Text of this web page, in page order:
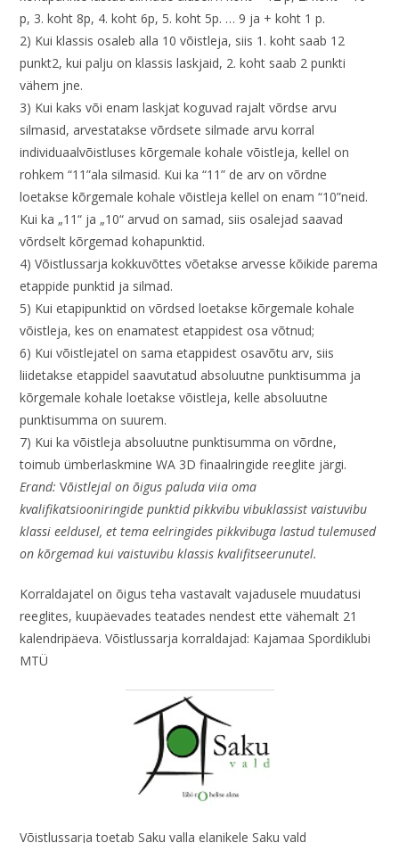
p, 3. koht 8p, 4. koht 6p, 5. koht 5p. … 9 ja + koht 1 p.
2) Kui klassis osaleb alla 10 võistleja, siis 1. koht saab 12
punkt2, kui palju on klassis laskjaid, 2. koht saab 2 punkti
vähem jne.
3) Kui kaks või enam laskjat koguvad rajalt võrdse arvu
silmasid, arvestatakse võrdsete silmade arvu korral
individuaalvõistluses kõrgemale kohale võistleja, kellel on
rohkem “11”ala silmasid. Kui ka “11” de arv on võrdne
loetakse kõrgemale kohale võistleja kellel on enam “10”neid.
Kui ka „11“ ja „10“ arvud on samad, siis osalejad saavad
võrdselt kõrgemad kohapunktid.
4) Võistlussarja kokkuvõttes võetakse arvesse kõikide parema
etappide punktid ja silmad.
5) Kui etapipunktid on võrdsed loetakse kõrgemale kohale
võistleja, kes on enamatest etappidest osa võtnud;
6) Kui võistlejatel on sama etappidest osavõtu arv, siis
liidetakse etappidel saavutatud absoluutne punktisumma ja
kõrgemale kohale loetakse võistleja, kelle absoluutne
punktisumma on suurem.
7) Kui ka võistleja absoluutne punktisumma on võrdne,
toimub ümberlaskmine WA 3D finaalringide reeglite järgi.
Erand:Võistlejal on õigus paluda viia oma
kvalifikatsiooniringide punktid pikkvibu vibuklassist vaistuvibu
klassi eeldusel, et tema eelringides pikkvibuga lastud tulemused
on kõrgemad kui vaistuvibu klassis kvalifitseerunutel.
Korraldajatel on õigus teha vastavalt vajadusele muudatusi
reeglites, kuupäevades teatades nendest ette vähemalt 21
kalendripäeva. Võistlussarja korraldajad: Kajamaa Spordiklubi
MTÜ
Võistlussarja toetab Saku valla elanikele Saku vald